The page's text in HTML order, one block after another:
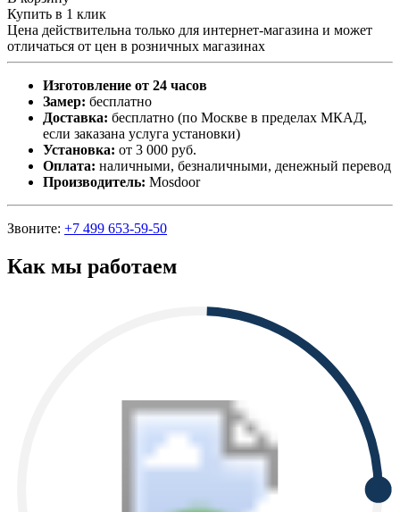
Купить в 1 клик
Цена действительна только для интернет-магазина и может
отличаться от цен в розничных магазинах
Изготовление от 24 часов
Замер: бесплатно
Доставка: бесплатно (по Москве в пределах МКАД,
если заказана услуга установки)
Установка: от 3 000 руб.
Оплата: наличными, безналичными, денежный перевод
Производитель: Mosdoor
Звоните: +7 499 653-59-50
Как мы работаем